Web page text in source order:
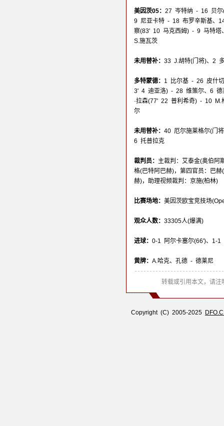
美因茨05： 27 岑特纳 - 16 贝尔
9 尼亚卡特 - 18 布罗辛斯基、
察(83' 10 马克西姆) - 9 马特塔
S.施瓦茨
未用替补： 33 J.胡特(门将)、2
多特蒙德： 1 比尔基 - 26 皮什
3' 4 迪亚洛) - 28 维策尔、6
·拉森(77' 22 普利希奇) - 10
尔
未用替补： 40 厄尔施莱格尔(门
6 托普拉克
裁判员： 主裁判：艾泰金(奥伯阿
格(巴特阿巴赫)，第四官员：巴
赫)，助理视频裁判：京施(柏林)
比赛场地： 美因茨欧宝竞技场
观众人数： 33305人(爆满)
进球： 0-1 阿尔卡塞尔(66')、1-
黄牌： A.哈克、孔德 - 德莱尼
转载或引用本文，请注
Copyright (C) 2005-2025